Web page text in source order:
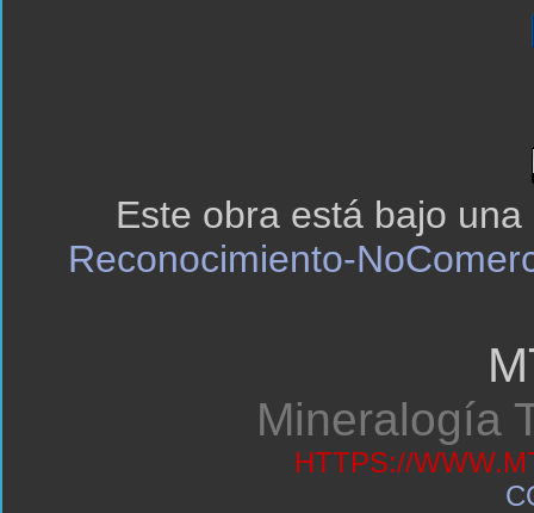
Este obra está bajo una
Reconocimiento-
Mineralogía
HTTPS://